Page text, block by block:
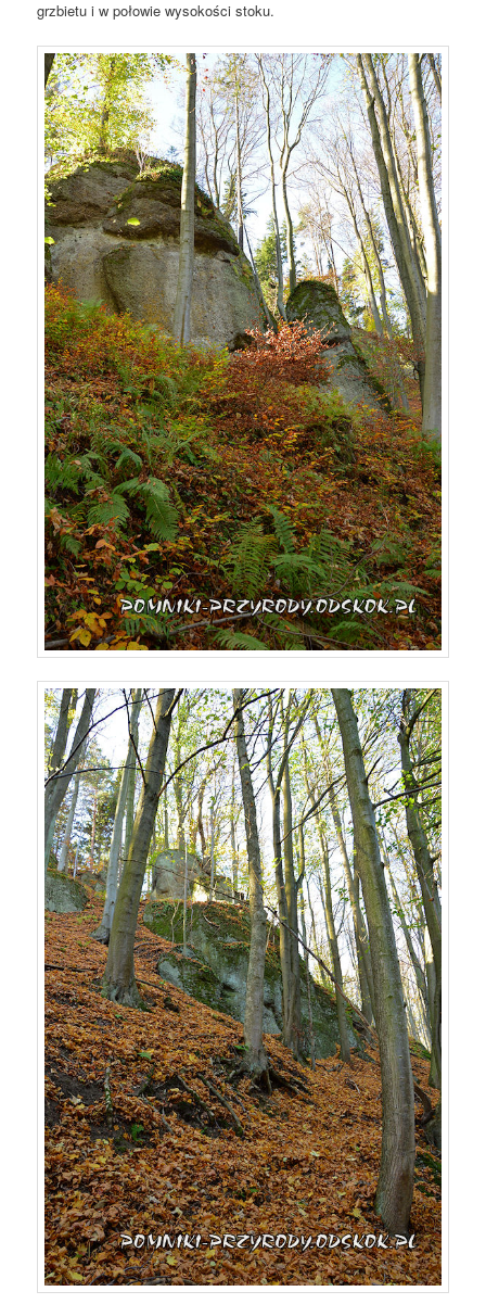
grzbietu i w połowie wysokości stoku.